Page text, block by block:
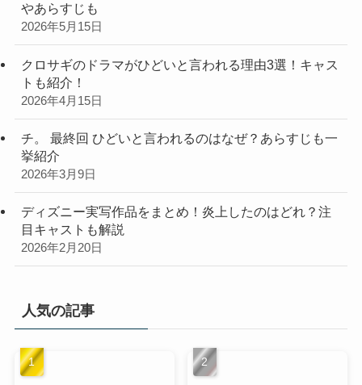
やあらすじも
2026年5月15日
クロサギのドラマがひどいと言われる理由3選！キャス
トも紹介！
2026年4月15日
チ。 最終回 ひどいと言われるのはなぜ？あらすじも一
挙紹介
2026年3月9日
ディズニー実写作品をまとめ！炎上したのはどれ？注
目キャストも解説
2026年2月20日
人気の記事